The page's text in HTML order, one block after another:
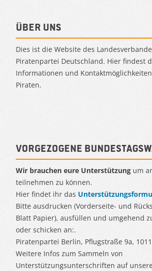
Über uns
Dies ist die Website des
Piratenpartei Deutschland. Hier findest
Informationen und
Piraten.
Vorgezogene
Wir brauchen eure Unterstützung um
teilnehmen zu können.
Hier findet ihr das
Bitte ausdrucken (Vorderseite- und
Blatt Papier), ausfüllen und umgehend
oder schicken an:.
Piratenpartei Berlin, Pflugstraße 9a,
Weitere Infos zum Sammeln von
Unterstützungsunterschriften auf